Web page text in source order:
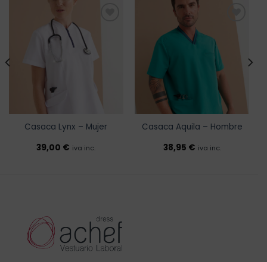
lista de
deseos
Casaca Lynx – Mujer
39,00 € iva inc.
lista de
deseos
Casaca Aquila – Hombre
38,95 € iva inc.